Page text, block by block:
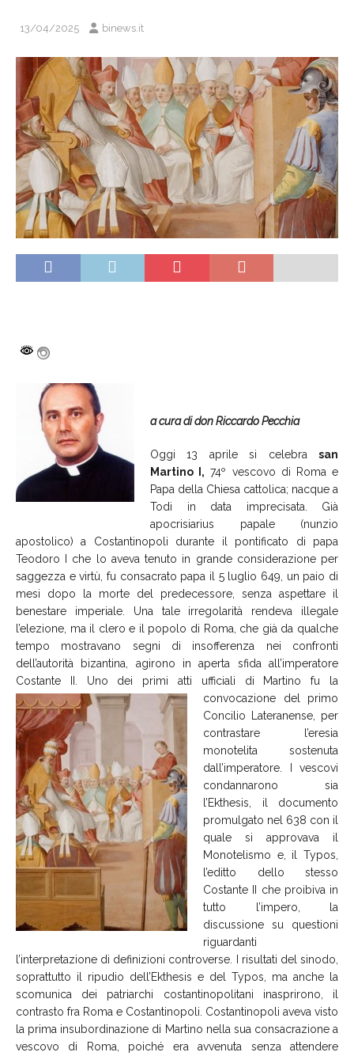
13/04/2025 binews.it
a cura di don Riccardo Pecchia
Oggi 13 aprile si celebra san
Martino I, 74º vescovo di Roma e
Papa della Chiesa cattolica; nacque a
Todi in data imprecisata. Già
apocrisiarius papale (nunzio
apostolico) a Costantinopoli durante il pontificato di papa
Teodoro I che lo aveva tenuto in grande considerazione per
saggezza e virtù, fu consacrato papa il 5 luglio 649, un paio di
mesi dopo la morte del predecessore, senza aspettare il
benestare imperiale. Una tale irregolarità rendeva illegale
l’elezione, ma il clero e il popolo di Roma, che già da qualche
tempo mostravano segni di insofferenza nei confronti
dell’autorità bizantina, agirono in aperta sfida all’imperatore
Costante II. Uno dei primi atti ufficiali di Martino fu la
convocazione del primo
Concilio Lateranense, per
contrastare l’eresia
monotelita sostenuta
dall’imperatore. I vescovi
condannarono sia
l’Ekthesis, il documento
promulgato nel 638 con il
quale si approvava il
Monotelismo e, il Typos,
l’editto dello stesso
Costante II che proibiva in
tutto l’impero, la
discussione su questioni
riguardanti
l’interpretazione di definizioni controverse. I risultati del sinodo,
soprattutto il ripudio dell’Ekthesis e del Typos, ma anche la
scomunica dei patriarchi costantinopolitani inasprirono, il
contrasto fra Roma e Costantinopoli. Costantinopoli aveva visto
la prima insubordinazione di Martino nella sua consacrazione a
vescovo di Roma, poiché era avvenuta senza attendere